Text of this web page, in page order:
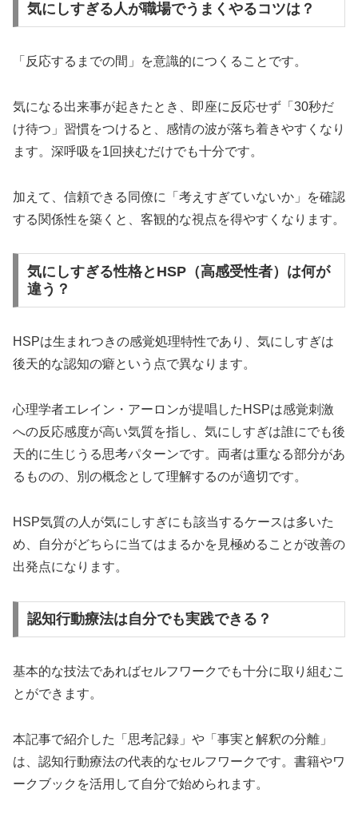
気にしすぎる人が職場でうまくやるコツは？
「反応するまでの間」を意識的につくることです。
気になる出来事が起きたとき、即座に反応せず「30秒だ
け待つ」習慣をつけると、感情の波が落ち着きやすくなり
ます。深呼吸を1回挟むだけでも十分です。
加えて、信頼できる同僚に「考えすぎていないか」を確認
する関係性を築くと、客観的な視点を得やすくなります。
気にしすぎる性格とHSP（高感受性者）は何が
違う？
HSPは生まれつきの感覚処理特性であり、気にしすぎは
後天的な認知の癖という点で異なります。
心理学者エレイン・アーロンが提唱したHSPは感覚刺激
への反応感度が高い気質を指し、気にしすぎは誰にでも後
天的に生じうる思考パターンです。両者は重なる部分があ
るものの、別の概念として理解するのが適切です。
HSP気質の人が気にしすぎにも該当するケースは多いた
め、自分がどちらに当てはまるかを見極めることが改善の
出発点になります。
認知行動療法は自分でも実践できる？
基本的な技法であればセルフワークでも十分に取り組むこ
とができます。
本記事で紹介した「思考記録」や「事実と解釈の分離」
は、認知行動療法の代表的なセルフワークです。書籍やワ
ークブックを活用して自分で始められます。